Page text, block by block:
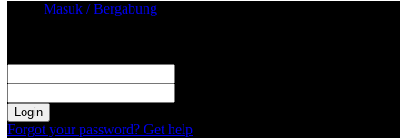
Masuk / Bergabung
Forgot your password? Get help